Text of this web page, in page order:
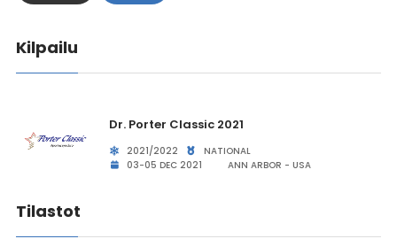
Kilpailu
Dr. Porter Classic 2021
2021/2022
NATIONAL
03-05 DEC 2021
ANN ARBOR - USA
Tilastot